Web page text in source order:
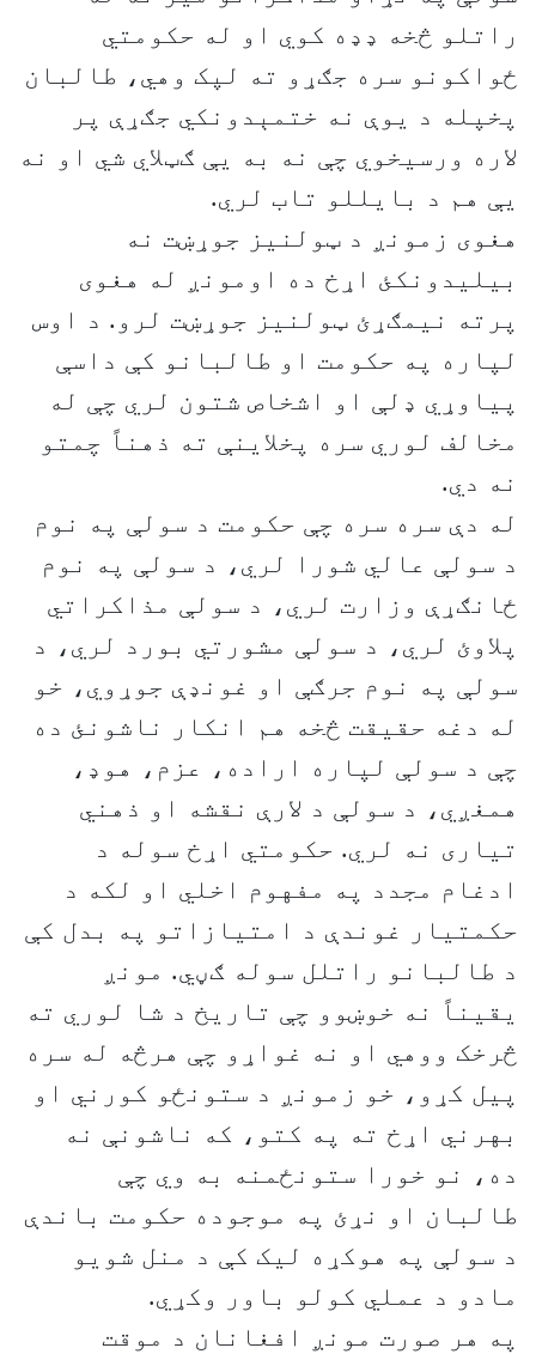
راتلو څخه ډډه کوي او له حکومتي
ځواکونو سره جګړو ته لپک وهي، طالبان
پخپله د يوې نه ختمېدونکي جګړې پر
لاره ورسيخوي چې نه به يې ګټلاي شي او نه
يې هم د بايللو تاب لري.
هغوى زمونږ د ټولنيز جوړښت نه
بيليدونکئ اړخ ده اومونږ له هغوى
پرته نيمګړئ ټولنيز جوړښت لرو. د اوس
لپاره په حکومت او طالبانو کې داسې
پياوړي ډلې او اشخاص شتون لري چې له
مخالف لوري سره پخلاينې ته ذهناً چمتو
نه دي.
له دې سره سره چې حکومت د سولې په نوم
د سولې عالي شورا لري، د سولې په نوم
ځانګړې وزارت لري، د سولې مذاکراتي
پلاوئ لري، د سولې مشورتي بورد لري، د
سولې په نوم جرګې او غونډې جوړوي، خو
له دغه حقیقت څخه هم انکار ناشونئ ده
چې د سولې لپاره اراده، عزم، هوډ،
همغږي، د سولې د لارې نقشه او ذهني
تيارى نه لري. حکومتي اړخ سوله د
ادغام مجدد په مفهوم اخلي او لکه د
حکمتيار غوندې د امتیازاتو په بدل کې
د طالبانو راتلل سوله ګڼي. مونږ
يقيناً نه خوښوو چې تاریخ د شا لوري ته
څرخک ووهي او نه غواړو چې هرڅه له سره
پيل کړو، خو زمونږ د ستونځو کورني او
بهرني اړخ ته په کتو، که ناشونې نه
ده، نو خورا ستونځمنه به وي چې
طالبان او نړئ په موجوده حکومت باندې
د سولې په هوکړه لیک کې د منل شويو
مادو د عملي کولو باور وکړي.
په هر صورت مونږ افغانان د موقت